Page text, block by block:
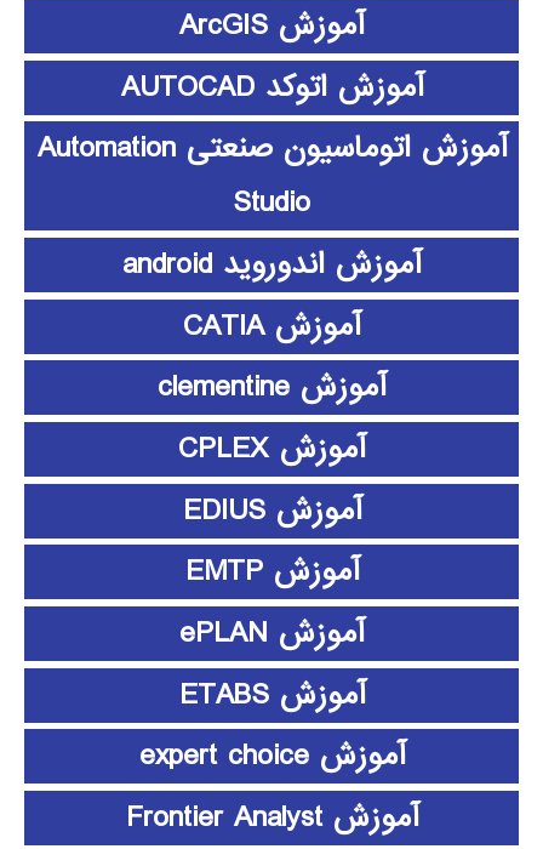
آموزش ArcGIS
آموزش اتوکد AUTOCAD
آموزش اتوماسیون صنعتی Automation
Studio
آموزش اندوروید android
آموزش CATIA
آموزش clementine
آموزش CPLEX
آموزش EDIUS
آموزش EMTP
آموزش ePLAN
آموزش ETABS
آموزش expert choice
آموزش Frontier Analyst